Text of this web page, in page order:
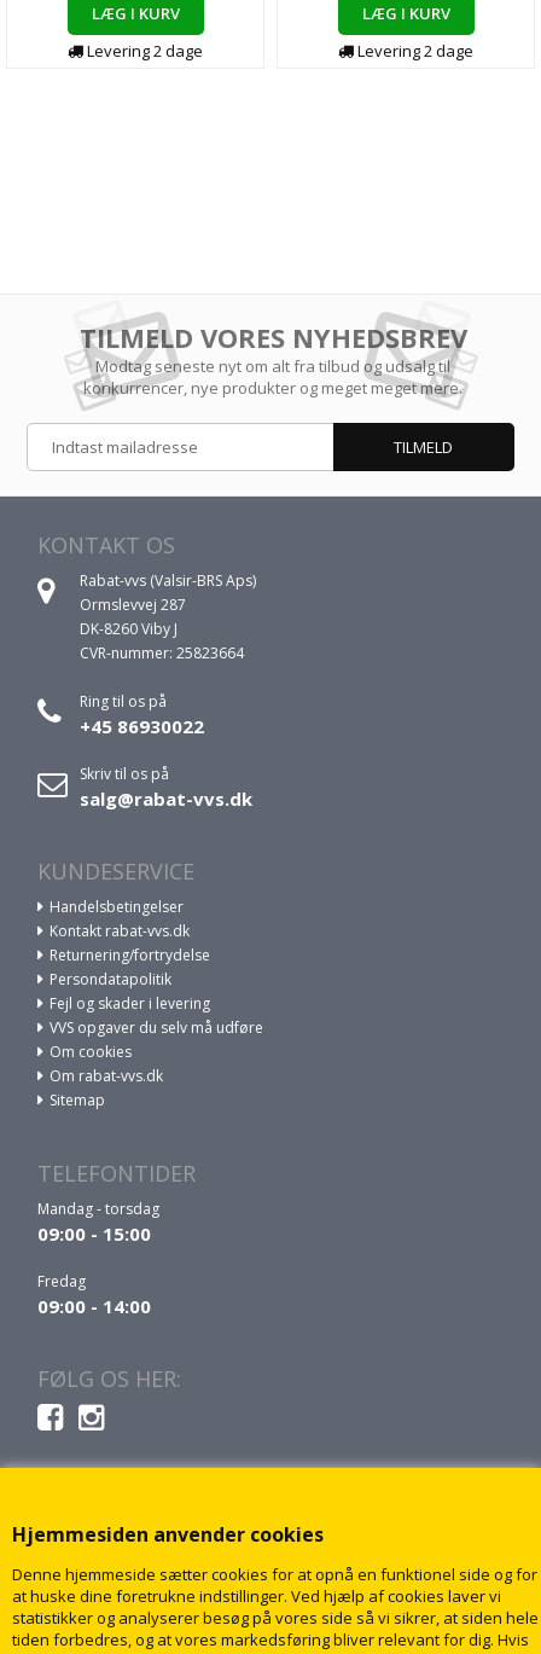
Hjemmesiden anvender cookies
Denne hjemmeside sætter cookies for at opnå en funktionel side og for
at huske dine foretrukne indstillinger. Ved hjælp af cookies laver vi
statistikker og analyserer besøg på vores side så vi sikrer, at siden hele
tiden forbedres, og at vores markedsføring bliver relevant for dig. Hvis
LÆG I KURV
Levering2dage
LÆG I KURV
Levering2dage
TILMELD VORES NYHEDSBREV
Modtag seneste nyt om alt fra tilbud og udsalg til
konkurrencer, nye produkter og meget meget mere.
KONTAKT OS
Rabat-vvs (Valsir-BRS Aps)
Ormslevvej 287
DK-8260 Viby J
CVR-nummer: 25823664
Ring til os på
+45 86930022
Skriv til os på
salg@rabat-vvs.dk
KUNDESERVICE
Handelsbetingelser
Kontakt rabat-vvs.dk
Returnering/fortrydelse
Persondatapolitik
Fejl og skader i levering
VVS opgaver du selv må udføre
Om cookies
Om rabat-vvs.dk
Sitemap
TELEFONTIDER
Mandag - torsdag
09:00 - 15:00
Fredag
09:00 - 14:00
FØLG OS HER: